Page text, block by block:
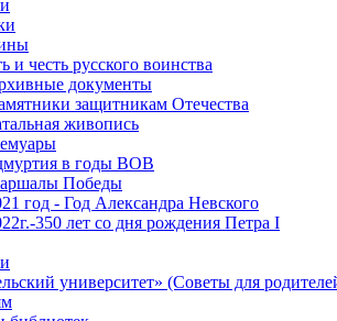
и честь русского воинства
документы
защитникам Отечества
живопись
в годы ВОВ
Победы
год - Год Александра Невского
350 лет со дня рождения Петра I
университет» (Советы для